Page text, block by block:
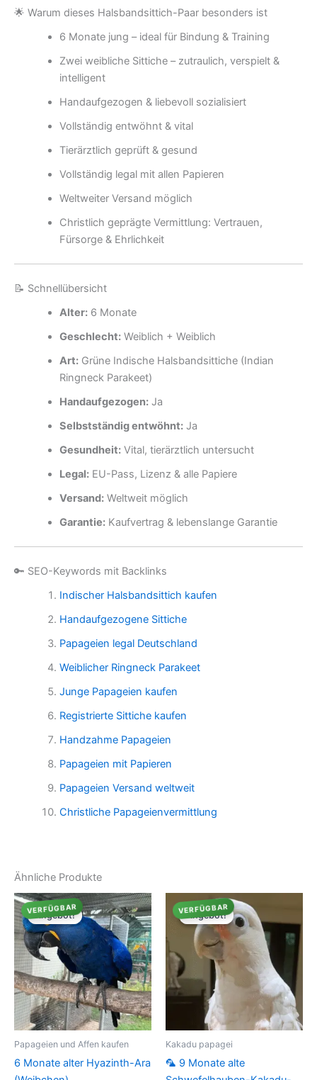
🌟 Warum dieses Halsbandsittich-Paar besonders ist
6 Monate jung – ideal für Bindung & Training
Zwei weibliche Sittiche – zutraulich, verspielt &
intelligent
Handaufgezogen & liebevoll sozialisiert
Vollständig entwöhnt & vital
Tierärztlich geprüft & gesund
Vollständig legal mit allen Papieren
Weltweiter Versand möglich
Christlich geprägte Vermittlung: Vertrauen,
Fürsorge & Ehrlichkeit
📝 Schnellübersicht
Alter:6 Monate
Geschlecht:Weiblich + Weiblich
Art:Grüne Indische Halsbandsittiche (Indian
Ringneck Parakeet)
Handaufgezogen:Ja
Selbstständig entwöhnt:Ja
Gesundheit:Vital, tierärztlich untersucht
Legal:EU-Pass, Lizenz & alle Papiere
Versand:Weltweit möglich
Garantie:Kaufvertrag & lebenslange Garantie
🔑 SEO-Keywords mit Backlinks
Indischer Halsbandsittich kaufen
Handaufgezogene Sittiche
Papageien legal Deutschland
Weiblicher Ringneck Parakeet
Junge Papageien kaufen
Registrierte Sittiche kaufen
Handzahme Papageien
Papageien mit Papieren
Papageien Versand weltweit
Christliche Papageienvermittlung
Ähnliche Produkte
Angebot!
VERFÜGBAR
Angebot!
Papageien und Affen kaufen
6 Monate alter Hyazinth-Ara
Angebot!
VERFÜGBAR
Angebot!
Kakadu papagei
🦜 9 Monate alte